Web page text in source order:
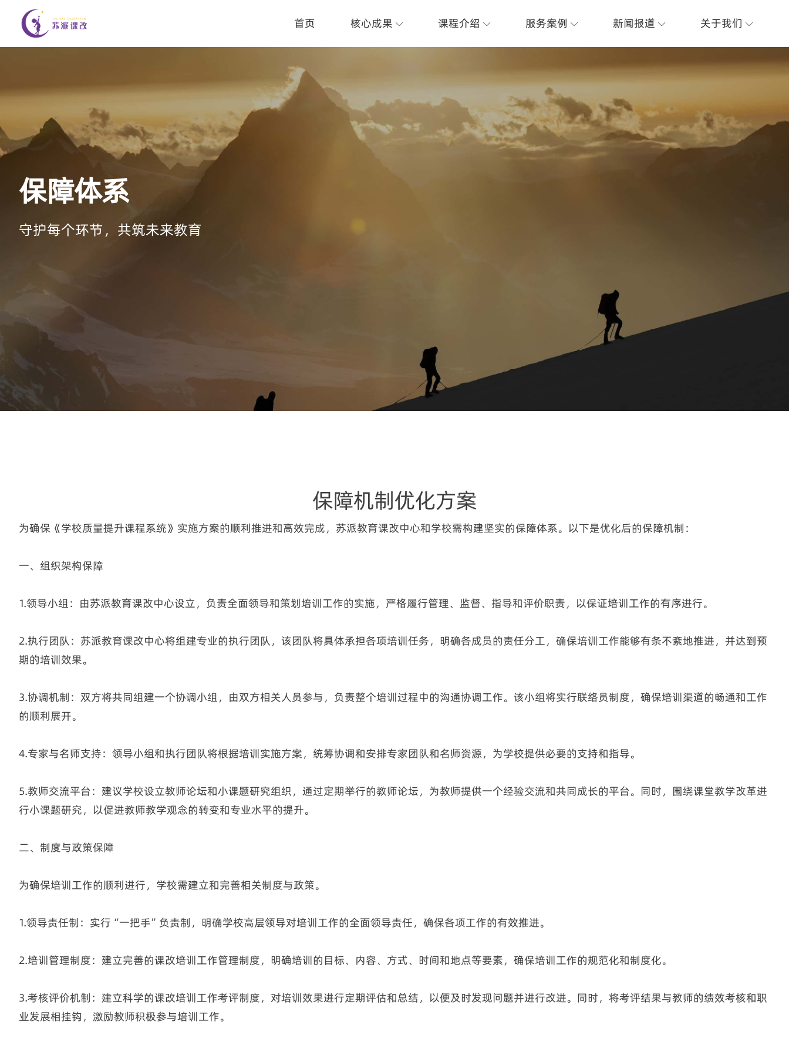
首页 核心成果 课程介绍 服务案例 新闻报道 关于我们
保障体系
守护每个环节，共筑未来教育
保障机制优化方案
为确保《学校质量提升课程系统》实施方案的顺利推进和高效完成，苏派教育课改中心和学校需构建坚实的保障体系。以下是优化后的保障机制：
一、组织架构保障
1.领导小组：由苏派教育课改中心设立，负责全面领导和策划培训工作的实施，严格履行管理、监督、指导和评价职责，以保证培训工作的有序进行。
2.执行团队：苏派教育课改中心将组建专业的执行团队，该团队将具体承担各项培训任务，明确各成员的责任分工，确保培训工作能够有条不紊地推进，并达到预
期的培训效果。
3.协调机制：双方将共同组建一个协调小组，由双方相关人员参与，负责整个培训过程中的沟通协调工作。该小组将实行联络员制度，确保培训渠道的畅通和工作
的顺利展开。
4.专家与名师支持：领导小组和执行团队将根据培训实施方案，统筹协调和安排专家团队和名师资源，为学校提供必要的支持和指导。
5.教师交流平台：建议学校设立教师论坛和小课题研究组织，通过定期举行的教师论坛，为教师提供一个经验交流和共同成长的平台。同时，围绕课堂教学改革进
行小课题研究，以促进教师教学观念的转变和专业水平的提升。
二、制度与政策保障
为确保培训工作的顺利进行，学校需建立和完善相关制度与政策。
1.领导责任制：实行“一把手”负责制，明确学校高层领导对培训工作的全面领导责任，确保各项工作的有效推进。
2.培训管理制度：建立完善的课改培训工作管理制度，明确培训的目标、内容、方式、时间和地点等要素，确保培训工作的规范化和制度化。
3.考核评价机制：建立科学的课改培训工作考评制度，对培训效果进行定期评估和总结，以便及时发现问题并进行改进。同时，将考评结果与教师的绩效考核和职
业发展相挂钩，激励教师积极参与培训工作。